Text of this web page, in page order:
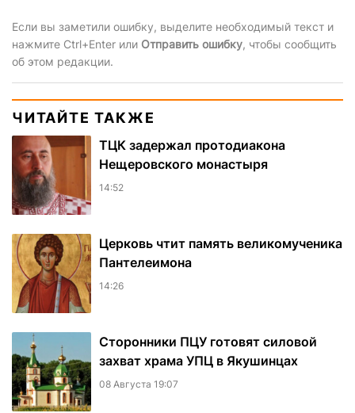
Если вы заметили ошибку, выделите необходимый текст и
нажмите Ctrl+Enter или Отправить ошибку, чтобы сообщить
об этом редакции.
ЧИТАЙТЕ ТАКЖЕ
ТЦК задержал протодиакона
Нещеровского монастыря
14:52
Церковь чтит память великомученика
Пантелеимона
14:26
Сторонники ПЦУ готовят силовой
захват храма УПЦ в Якушинцах
08 Августа 19:07